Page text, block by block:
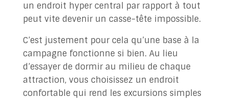
un endroit hyper central par rapport à tout
peut vite devenir un casse-tête impossible.
C’est justement pour cela qu’une base à la
campagne fonctionne si bien. Au lieu
d’essayer de dormir au milieu de chaque
attraction, vous choisissez un endroit
confortable qui rend les excursions simples